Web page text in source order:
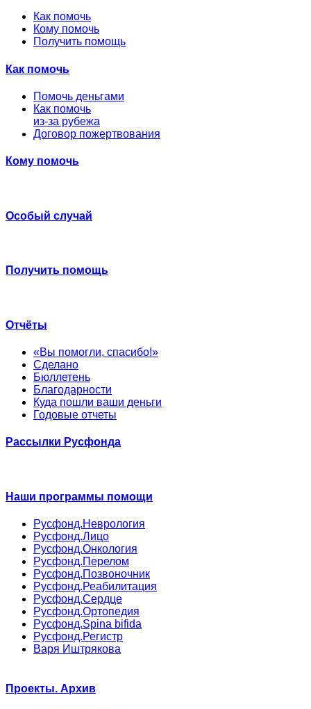
Как помочь
Кому помочь
Получить помощь
Как помочь
Помочь деньгами
Как помочь
из-за рубежа
Договор пожертвования
Кому помочь
Особый случай
Получить помощь
Отчёты
«Вы помогли, спасибо!»
Сделано
Бюллетень
Благодарности
Куда пошли ваши деньги
Годовые отчеты
Рассылки Русфонда
Наши программы помощи
Русфонд.Неврология
Русфонд.Лицо
Русфонд.Онкология
Русфонд.Перелом
Русфонд.Позвоночник
Русфонд.Реабилитация
Русфонд.Сердце
Русфонд.Ортопедия
Русфонд.Spina bifida
Русфонд.Регистр
Варя Иштрякова
Проекты. Архив